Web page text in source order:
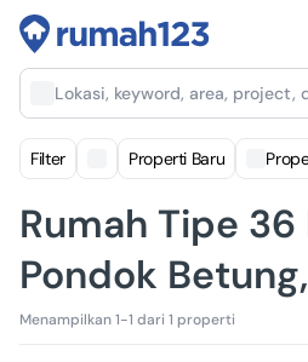
Lokasi, keyword, area, project,
Filter Properti Baru
Rumah Tipe
Pondok
Menampilkan 1-1 dari 1 properti